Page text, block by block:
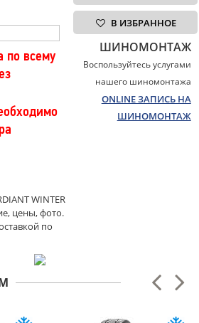
по всему
WINTER
цены, фото.
по
В ИЗБРАННОЕ
ШИНОМОНТАЖ
Воспользуйтесь услугами
нашего шиномонтажа
ONLINE ЗАПИСЬ НА
ШИНОМОНТАЖ